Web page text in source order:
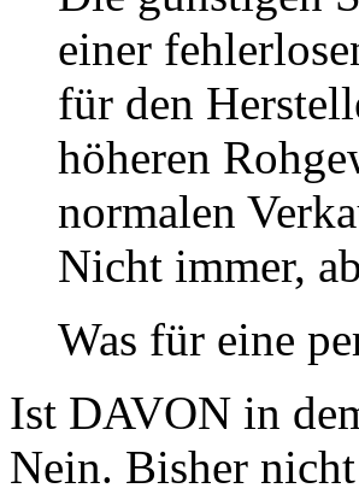
einer
für den
höheren
normalen
Nicht immer,
Was für eine
Ist DAVON in
Nein. Bisher